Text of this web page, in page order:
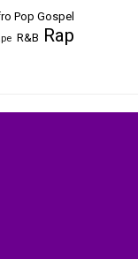
Pop Gospel
R&B Rap